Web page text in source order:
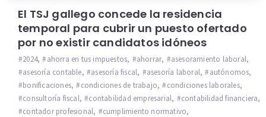
El TSJ gallego concede la residencia
temporal para cubrir un puesto ofertado
por no existir candidatos idóneos
2024, ahorra en tus impuestos, ahorrar, asesoramiento laboral,
asesoría contable, asesoría fiscal, asesoría laboral, autónomos,
bonificaciones, condiciones de trabajo, condiciones laborales,
consultoría fiscal, contabilidad empresarial, contabilidad financiera,
contador profesional, cumplimiento normativo,